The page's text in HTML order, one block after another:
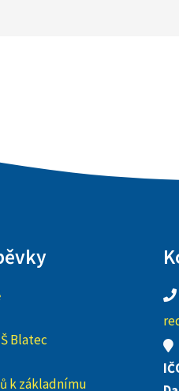
Blatec
k základnímu